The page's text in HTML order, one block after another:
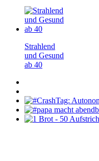
Strahlend
und Gesund
ab 40